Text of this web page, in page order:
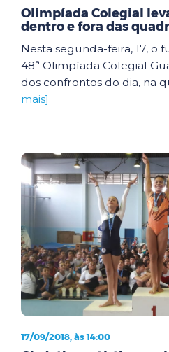
Olimpíada Colegial
dentro e fora das
Nesta segunda-feira, 17, o
48ª Olimpíada Colegial
dos confrontos do dia, na
mais]
17/09/2018, às 14:00